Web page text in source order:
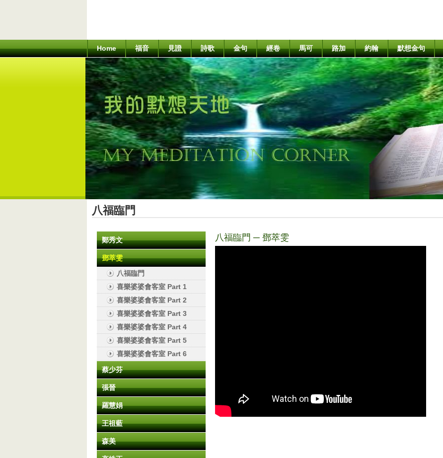
Home 福音 見證 詩歌 金句 經卷 馬可 路加 約翰 默想金句
八福臨門
鄭秀文
鄧萃雯
八福臨門
喜樂婆婆會客室 Part 1
喜樂婆婆會客室 Part 2
喜樂婆婆會客室 Part 3
喜樂婆婆會客室 Part 4
喜樂婆婆會客室 Part 5
喜樂婆婆會客室 Part 6
蔡少芬
張晉
羅慧娟
王祖藍
森美
八福臨門 ─ 鄧萃雯